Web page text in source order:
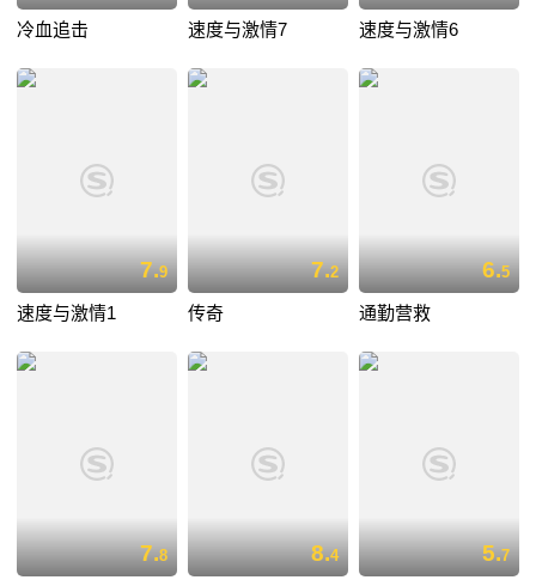
冷血追击 速度与激情7 速度与激情6
7.9
速度与激情1
7.2
传奇
6.5
通勤营救
7.8 8.4 5.7